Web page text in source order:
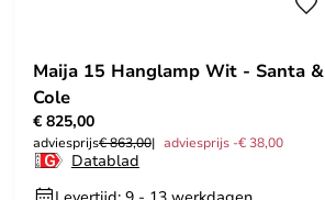
Maija 15 Hanglamp Wit - Santa &
Cole
€ 825,00
adviesprijs€ 863,00 adviesprijs -€ 38,00
Datablad